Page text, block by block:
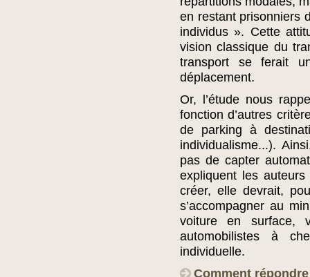
en restant prisonniers
individus ». Cette
vision classique du
transport se ferait
déplacement.
Or, l’étude nous
fonction d’autres
de parking à
individualisme...).
pas de capter
expliquent les
créer, elle devrait,
s’accompagner au
voiture en surface,
automobilistes à
individuelle.
Comment